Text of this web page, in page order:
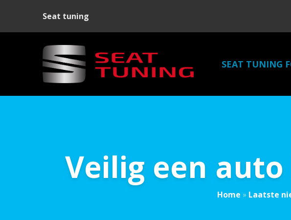
Seat tuning
SEAT TUNING
Veilig een
Home » Laatste